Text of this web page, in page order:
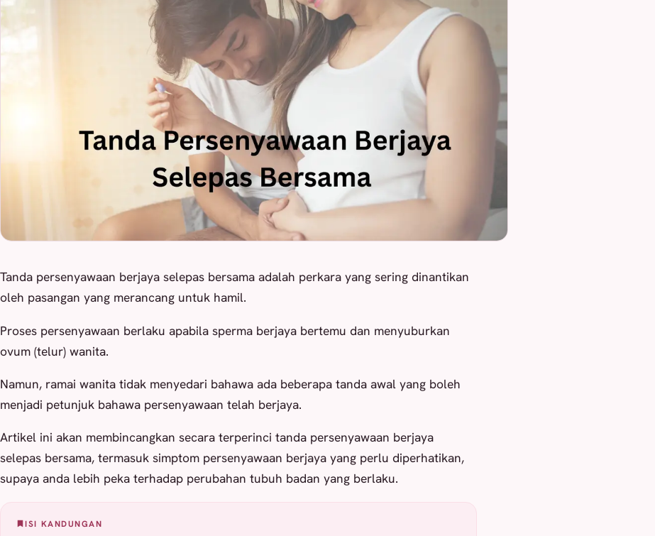
Tanda persenyawaan berjaya selepas bersama adalah perkara yang sering dinantikan
oleh pasangan yang merancang untuk hamil.
Proses persenyawaan berlaku apabila sperma berjaya bertemu dan menyuburkan
ovum (telur) wanita.
Namun, ramai wanita tidak menyedari bahawa ada beberapa tanda awal yang boleh
menjadi petunjuk bahawa persenyawaan telah berjaya.
Artikel ini akan membincangkan secara terperinci tanda persenyawaan berjaya
selepas bersama, termasuk simptom persenyawaan berjaya yang perlu diperhatikan,
supaya anda lebih peka terhadap perubahan tubuh badan yang berlaku.
ISI KANDUNGAN